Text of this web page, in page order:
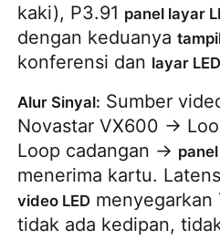
kaki), P3.91 panel layar
dengan keduanya
konferensi dan layar
Alur Sinyal: Sumber
Novastar VX600 →
Loop cadangan →
menerima kartu.
video LED
tidak ada kedipan,